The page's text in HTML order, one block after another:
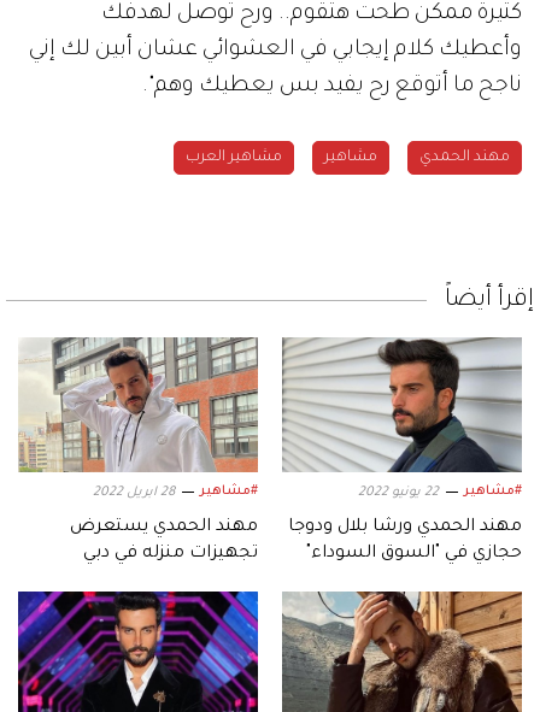
كتيرة ممكن طحت هتقوم.. ورح توصل لهدفك
وأعطيك كلام إيجابي في العشوائي عشان أبين لك إني
ناجح ما أتوقع رح يفيد بس يعطيك وهم".
مهند الحمدي مشاهير مشاهير العرب
إقرأ أيضاً
#مشاهير 22 يونيو 2022
مهند الحمدي ورشا بلال ودوجا
حجازي في "السوق السوداء"
#مشاهير 28 ابريل 2022
مهند الحمدي يستعرض
تجهيزات منزله في دبي